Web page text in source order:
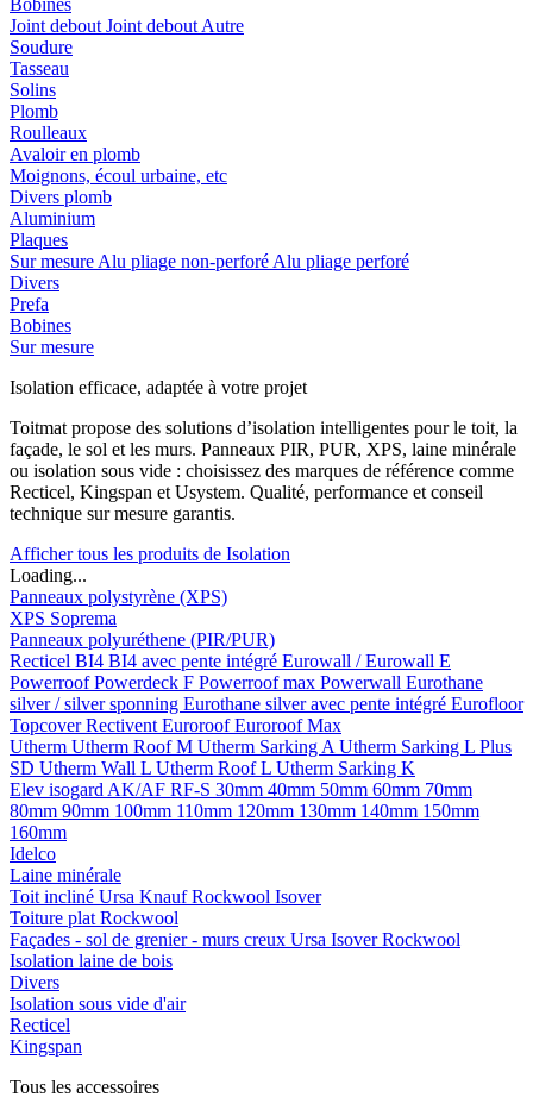
Bobines
Joint debout Joint debout Autre
Soudure
Tasseau
Solins
Plomb
Roulleaux
Avaloir en plomb
Moignons, écoul urbaine, etc
Divers plomb
Aluminium
Plaques
Sur mesure Alu pliage non-perforé Alu pliage perforé
Divers
Prefa
Bobines
Sur mesure
Isolation efficace, adaptée à votre projet
Toitmat propose des solutions d’isolation intelligentes pour le toit, la
façade, le sol et les murs. Panneaux PIR, PUR, XPS, laine minérale
ou isolation sous vide : choisissez des marques de référence comme
Recticel, Kingspan et Usystem. Qualité, performance et conseil
technique sur mesure garantis.
Afficher tous les produits de Isolation
Loading...
Panneaux polystyrène (XPS)
XPS Soprema
Panneaux polyuréthene (PIR/PUR)
Recticel BI4 BI4 avec pente intégré Eurowall / Eurowall E
PowerroofPowerdeck F Powerroof max Powerwall Eurothane
silver / silver sponning Eurothane silver avec pente intégré Eurofloor
TopcoverRectivent EuroroofEuroroof Max
Utherm Utherm Roof M Utherm Sarking A Utherm Sarking L Plus
SD Utherm Wall L Utherm Roof L Utherm Sarking K
Elev isogard AK/AF RF-S 30mm 40mm 50mm 60mm 70mm
80mm 90mm 100mm 110mm 120mm 130mm 140mm 150mm
160mm
Idelco
Laine minérale
Toit incliné Ursa KnaufRockwool Isover
Toiture plat Rockwool
Façades - sol de grenier - murs creux Ursa IsoverRockwool
Isolation laine de bois
Divers
Isolation sous vide d'air
Recticel
Kingspan
Tous les accessoires